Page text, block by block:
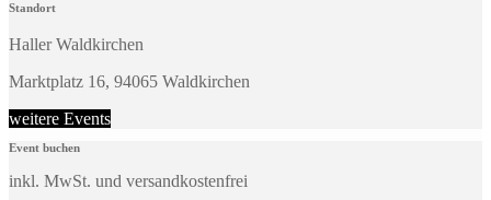
Standort
Haller Waldkirchen
Marktplatz 16, 94065 Waldkirchen
weitere Events
Event buchen
inkl. MwSt. und versandkostenfrei